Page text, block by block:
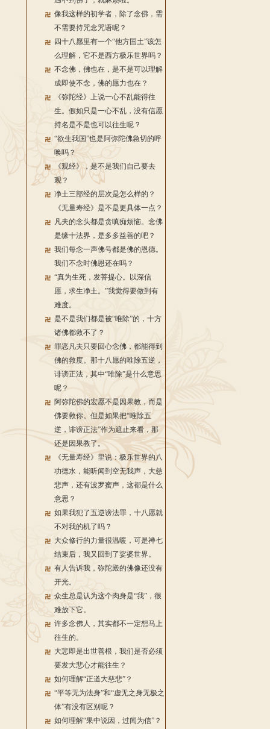
像我这样的初学者，除了念佛，需
不需要持咒念咒语呢？
四十八愿里有一个“他方国土”该怎
么理解，它不是西方极乐世界吗？
不念佛，佛也在，是不是可以理解
成即使不念，佛的愿力也在？
《弥陀经》上说一心不乱能得往
生。假如只是一心不乱，没有信愿
持名是不是也可以往生呢？
“欲生我国”也是阿弥陀佛急切的呼
唤吗？
《观经》，是不是我们自己要去
观？
净土三部经的层次是怎么样的？
《无量寿经》是不是更具体一点？
凡夫的念头都是贪嗔痴烦恼。念佛
是缘十法界，是多多益善的吧？
我们每念一声佛号都是佛的恩德。
我们不念时佛恩还在吗？
“真为生死，发菩提心。以深信
愿，求生净土。”我觉得要做到有
难度。
是不是我们都是被“唯除”的，十方
诸佛都救不了？
罪恶凡夫只要回心念佛，都能得到
佛的救度。那十八愿的唯除五逆，
诽谤正法，其中“唯除”是什么意思
呢？
阿弥陀佛的宏愿不是因果教，而是
佛要救你。但是如果把“唯除五
逆，诽谤正法”作为遮止来看，那
还是因果教了。
《无量寿经》里说：极乐世界的八
功德水，能听闻到空无我声，大慈
悲声，还有波罗蜜声，这都是什么
意思？
如果我犯了五逆谤法罪，十八愿就
不对我的机了吗？
大众修行的力量很温暖，可是禅七
结束后，我又回到了娑婆世界。
有人告诉我，弥陀殿的佛像还没有
开光。
众生总是认为这个肉身是“我”，很
难放下它。
许多念佛人，其实都不一定想马上
往生的。
大悲即是出世善根，我们是否必须
要发大悲心才能往生？
如何理解“正道大慈悲”？
“平等无为法身”和“虚无之身无极之
体”有没有区别呢？
如何理解“果中说因，过闻为信”？